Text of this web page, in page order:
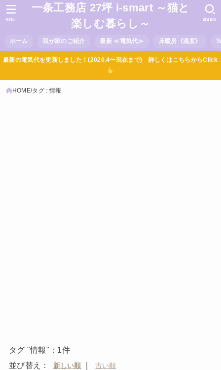
一条工務店 27坪 i-smart ～猫と
楽しむ暮らし～
ホーム 我が家のご紹介 最新 ≪電気代≫ 床暖房《温度》
SEARCH
MENU
最新の電気代を更新しました！(2020.4〜現在まで) 詳しくはこちらからClick
HOME タグ : 情報
タグ "情報"：1件
並び替え：
｜